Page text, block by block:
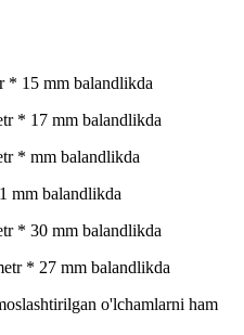
* 15 mm balandlikda
* 17 mm balandlikda
* mm balandlikda
mm balandlikda
* 30 mm balandlikda
* 27 mm balandlikda
o'lchamlarni ham